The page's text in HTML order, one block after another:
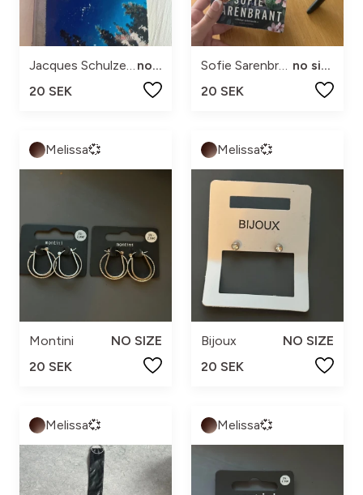
Jacques Schulze, Leif Svensson
no size
20 SEK
Sofie Sarenbrant
no size
20 SEK
Melissa💞
Montini
NO SIZE
20 SEK
Melissa💞
Bijoux
NO SIZE
20 SEK
Melissa💞 Melissa💞